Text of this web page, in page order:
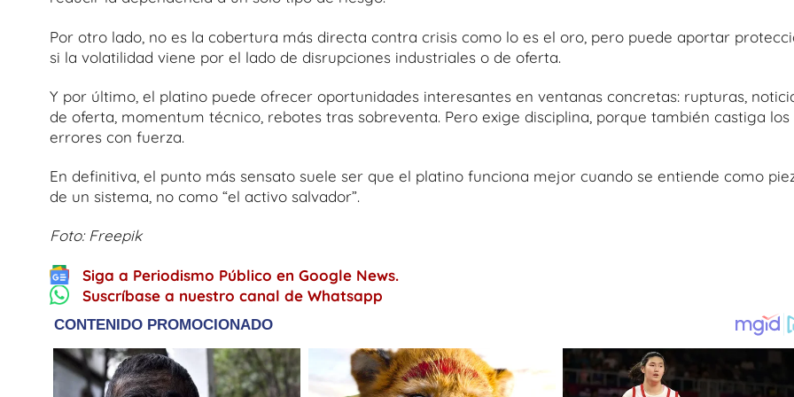
Por otro lado, no es la cobertura más directa contra crisis como lo es el oro, pero puede aportar
si la volatilidad viene por el lado de disrupciones industriales o de oferta.
Y por último, el platino puede ofrecer oportunidades interesantes en ventanas concretas: rupturas,
de oferta, momentum técnico, rebotes tras sobreventa. Pero exige disciplina, porque también castiga los
errores con fuerza.
En definitiva, el punto más sensato suele ser que el platino funciona mejor cuando se entiende como
de un sistema, no como “el activo salvador”.
Foto: Freepik
Siga a Periodismo Público en Google News.
Suscríbase a nuestro canal de Whatsapp